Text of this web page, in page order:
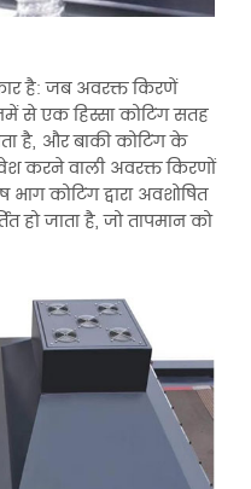
है: जब अवरक्त किरणें
से एक हिस्सा कोटिंग सतह
है, और बाकी कोटिंग के
करने वाली अवरक्त किरणों
कोटिंग द्वारा अवशोषित
हो जाता है, जो तापमान को